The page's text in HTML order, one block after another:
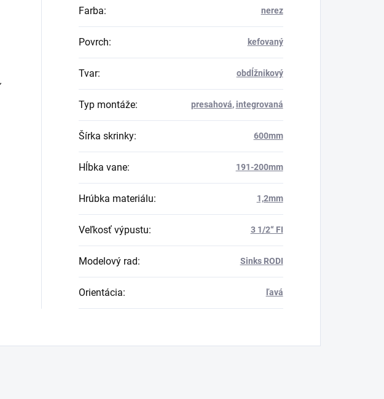
Farba: nerez
Povrch: kefovaný
Tvar: obdĺžnikový
Typ montáže: presahová, integrovaná
Šírka skrinky: 600mm
Hĺbka vane: 191-200mm
Hrúbka materiálu: 1,2mm
Veľkosť výpustu: 3 1/2“ FI
Modelový rad: Sinks RODI
Orientácia: ľavá